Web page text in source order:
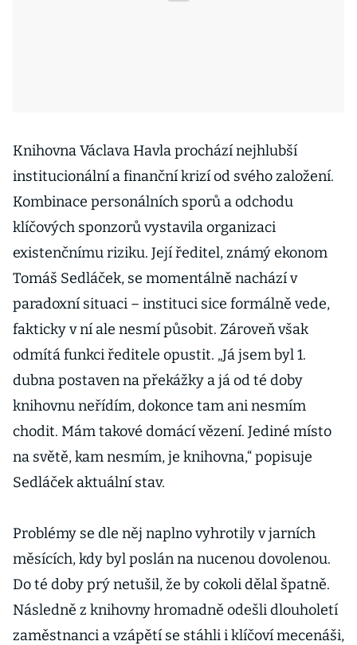
Knihovna Václava Havla prochází nejhlubší
institucionální a finanční krizí od svého založení.
Kombinace personálních sporů a odchodu
klíčových sponzorů vystavila organizaci
existenčnímu riziku. Její ředitel, známý ekonom
Tomáš Sedláček, se momentálně nachází v
paradoxní situaci – instituci sice formálně vede,
fakticky v ní ale nesmí působit. Zároveň však
odmítá funkci ředitele opustit. „Já jsem byl 1.
dubna postaven na překážky a já od té doby
knihovnu neřídím, dokonce tam ani nesmím
chodit. Mám takové domácí vězení. Jediné místo
na světě, kam nesmím, je knihovna,“ popisuje
Sedláček aktuální stav.
Problémy se dle něj naplno vyhrotily v jarních
měsících, kdy byl poslán na nucenou dovolenou.
Do té doby prý netušil, že by cokoli dělal špatně.
Následně z knihovny hromadně odešli dlouholetí
zaměstnanci a vzápětí se stáhli i klíčoví mecenáši,